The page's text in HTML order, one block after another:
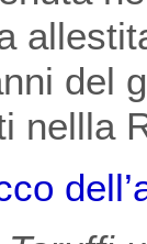
del
nellla